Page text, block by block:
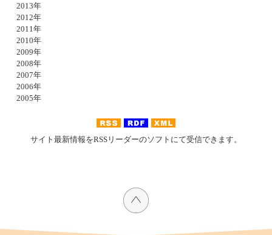
2013年
2012年
2011年
2010年
2009年
2008年
2007年
2006年
2005年
サイト最新情報をRSSリーダーのソフトにて受信できます。